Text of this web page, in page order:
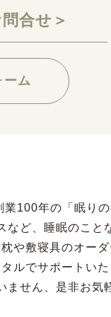
合せ＞
ーム
100年の「眠りの
ど、睡眠のこと
や敷寝具のオーダ
ルでサポートいた
せん、是非お気